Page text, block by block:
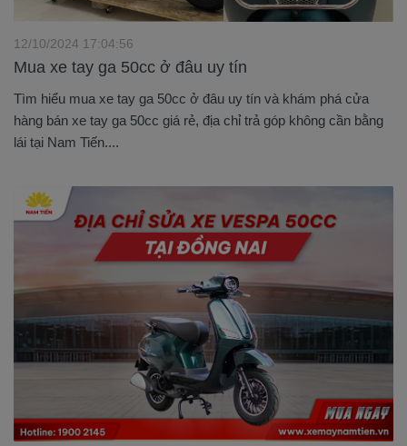
Mua xe tay ga 50cc ở đâu uy tín
12/10/2024 17:04:56
Tìm hiểu mua xe tay ga 50cc ở đâu uy tín và khám phá cửa
hàng bán xe tay ga 50cc giá rẻ, địa chỉ trả góp không cần bằng
lái tại Nam Tiến....